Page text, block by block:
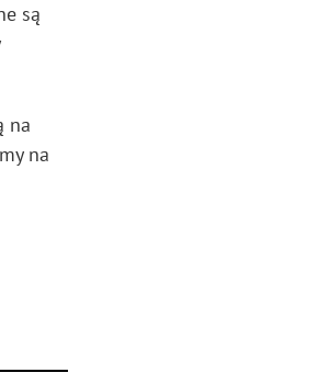
są
na
na